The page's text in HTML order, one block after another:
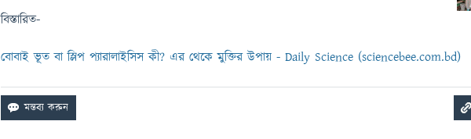
বিস্তারিত-
বোবাই ভূত বা স্লিপ প্যারালাইসিস কী? এর থেকে মুক্তির উপায় - Daily Science (sciencebee.com.bd)